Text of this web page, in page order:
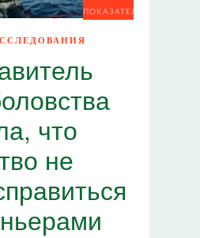
ПОКАЗАТЕЛИ
что
не